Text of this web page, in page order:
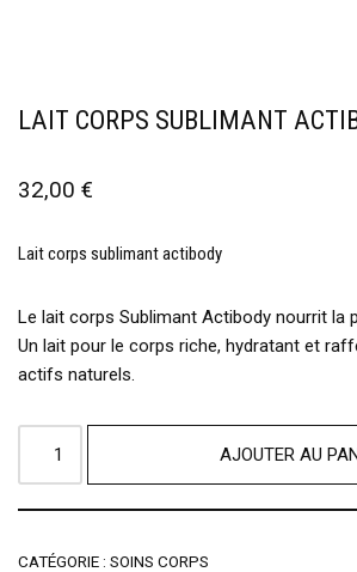
LAIT CORPS SUBLIMANT
32,00 €
Lait corps sublimant actibody
Le lait corps Sublimant Actibody nourrit la
Un lait pour le corps riche, hydratant et
actifs naturels.
AJOUTER AU
CATÉGORIE : SOINS CORPS